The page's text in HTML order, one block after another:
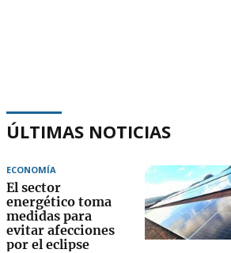
ÚLTIMAS NOTICIAS
ECONOMÍA
El sector
energético toma
medidas para
evitar afecciones
por el eclipse